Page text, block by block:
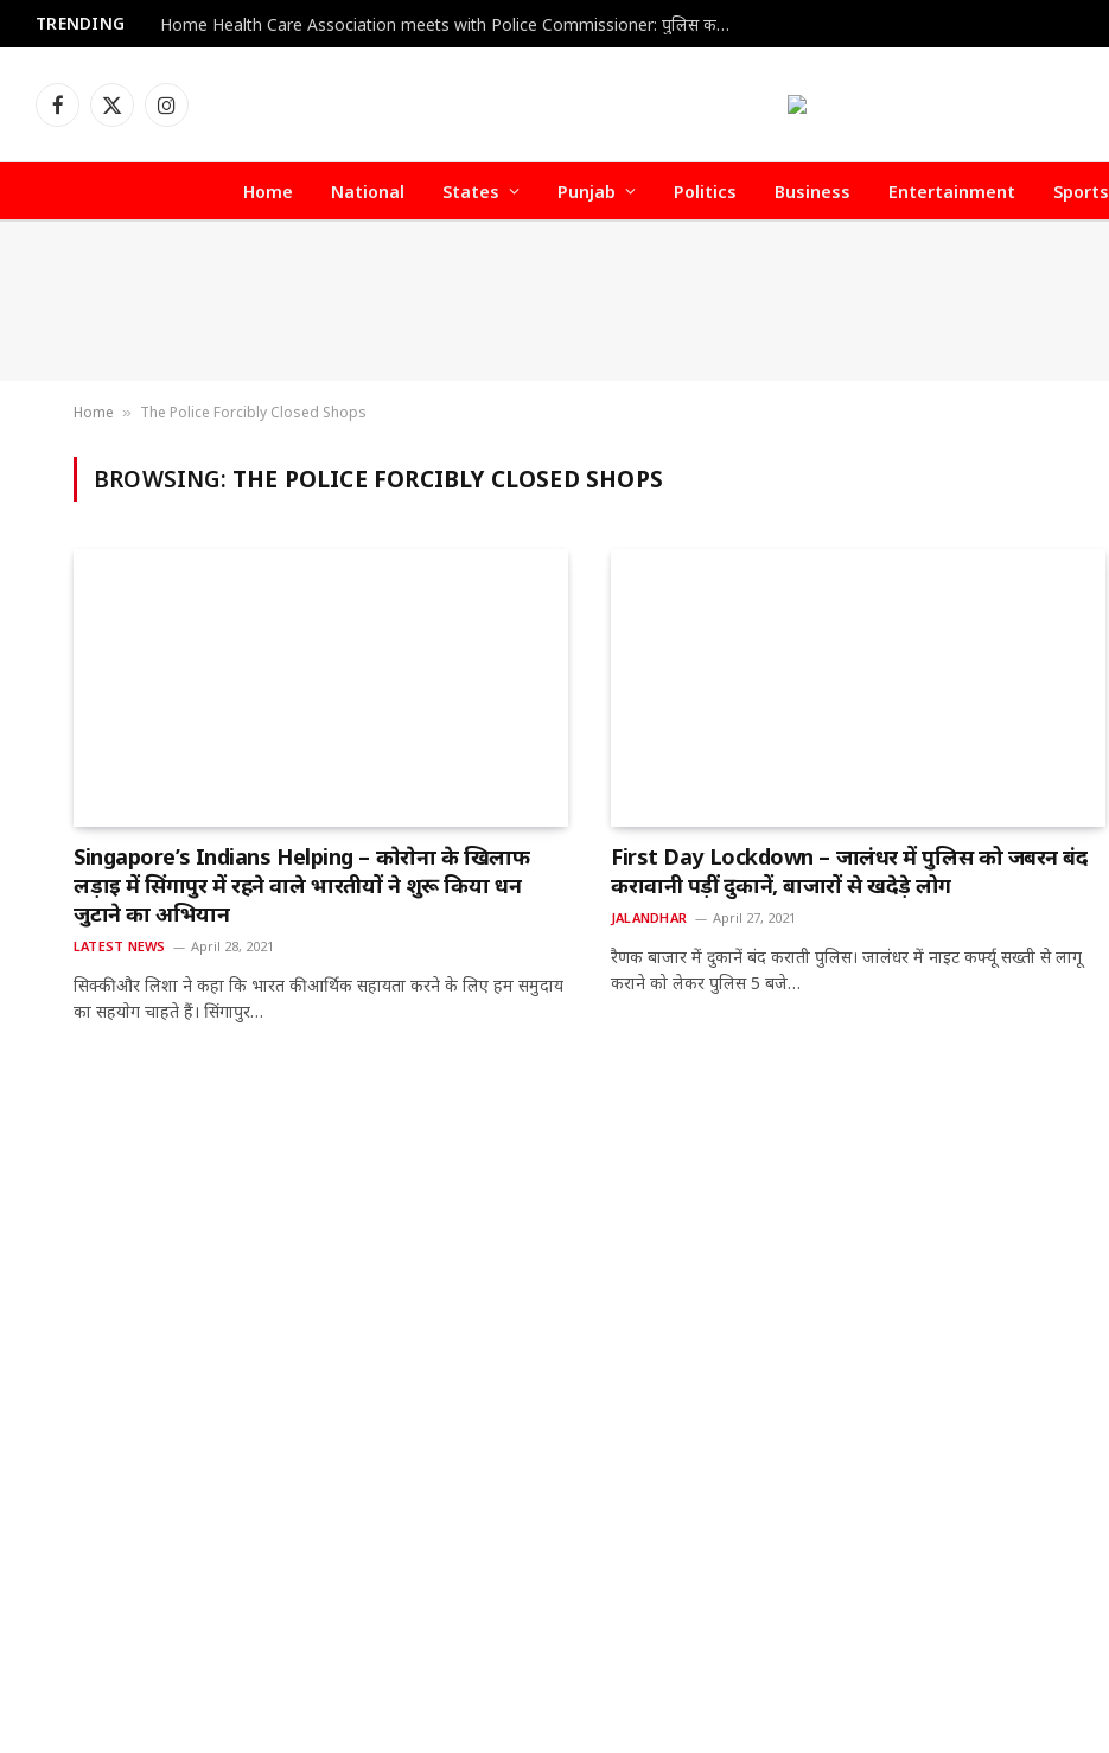
TRENDING Home Health Care Association meets with Police Commissioner: पुलिस कमिश्नर से होम हेल्थ केयर वेलफेयर एसोसिएशन की अहम बैठक, डिफॉल्टर होम हेल्थ केयर एजेंसियों पर जल्द हो सकती है सख्त कार्रवाई
Facebook
X
Instagram
Home National States Punjab Politics Business Entertainment Sports
Home » The Police Forcibly Closed Shops
BROWSING: THE POLICE FORCIBLY CLOSED SHOPS
Singapore’s Indians Helping – काेराेना के खिलाफ
लड़ाई में सिंगापुर में रहने वाले भारतीयों ने शुरू किया धन
जुटाने का अभियान
LATEST NEWS April 28, 2021
सिक्की और लिशा ने कहा कि भारत की आर्थिक सहायता करने के लिए हम समुदाय
का सहयाेग चाहते हैं। सिंगापुर…
First Day Lockdown – जालंधर में पुलिस को जबरन बंद
करावानी पड़ीं दुकानें, बाजारों से खदेड़े लोग
JALANDHAR April 27, 2021
रैणक बाजार में दुकानें बंद कराती पुलिस। जालंधर में नाइट कर्फ्यू सख्ती से लागू
कराने को लेकर पुलिस 5 बजे…